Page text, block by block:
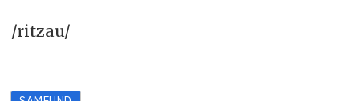
/ritzau/